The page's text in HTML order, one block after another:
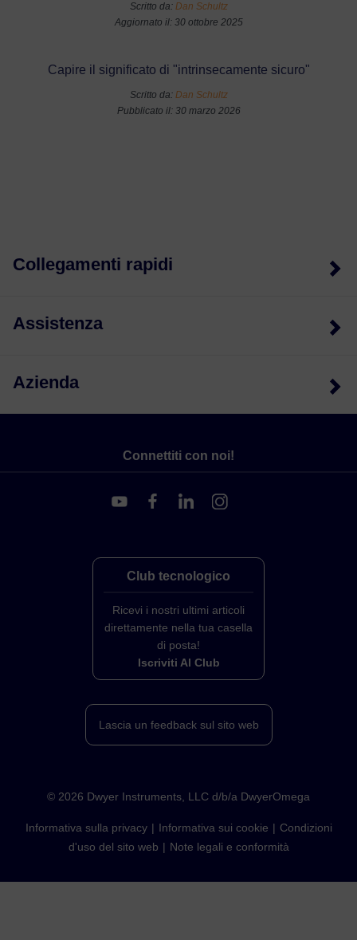
Scritto da: Dan Schultz
Aggiornato il: 30 ottobre 2025
Capire il significato di "intrinsecamente sicuro"
Scritto da: Dan Schultz
Pubblicato il: 30 marzo 2026
Collegamenti rapidi
Assistenza
Azienda
Connettiti con noi!
Club tecnologico
Ricevi i nostri ultimi articoli
direttamente nella tua casella
di posta!
Iscriviti Al Club
Lascia un feedback sul sito web
© 2026 Dwyer Instruments, LLC d/b/a DwyerOmega
Informativa sulla privacy Informativa sui cookie
Condizioni
d'uso del sito web
Note legali e conformità